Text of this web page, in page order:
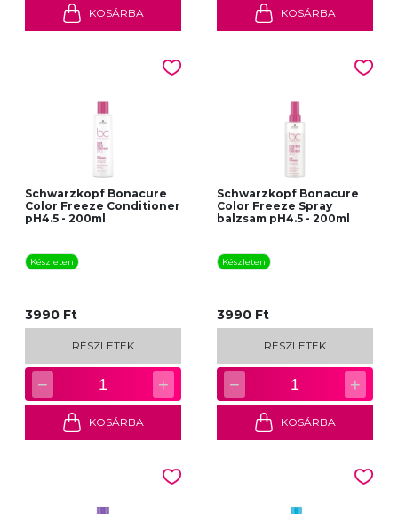
KOSÁRBA KOSÁRBA
Schwarzkopf Bonacure
Color Freeze Conditioner
pH4.5 - 200ml
Készleten
3990 Ft
RÉSZLETEK
− 1 +
KOSÁRBA
Schwarzkopf Bonacure
Color Freeze Spray
balzsam pH4.5 - 200ml
Készleten
3990 Ft
RÉSZLETEK
− 1 +
KOSÁRBA